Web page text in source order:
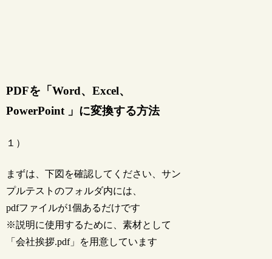
PDFを「Word、Excel、
PowerPoint 」に変換する方法
１）
まずは、下図を確認してください、サン
プルテストのフォルダ内には、
pdfファイルが1個あるだけです
※説明に使用するために、素材として
「会社挨拶.pdf」を用意しています